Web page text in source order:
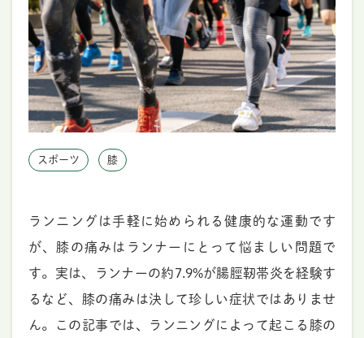
スポーツ 膝
ランニングは手軽に始められる健康的な運動です
が、膝の痛みはランナーにとって悩ましい問題で
す。実は、ランナーの約7.9%が腸脛靭帯炎を経験す
るなど、膝の痛みは決して珍しい症状ではありませ
ん。この記事では、ランニングによって起こる膝の